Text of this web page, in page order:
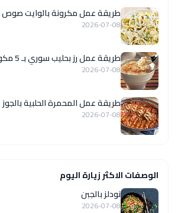
طريقة عمل مكرونة بالوايت صوص
2026-07-08
طريقة عمل رز بحليب سوري بـ 5 مكونات
2026-07-08
طريقة عمل المحمرة الحلبية بالجوز
2026-07-08
الوصفات الاكثر زيارة اليوم
نودلز بالجبن
2026-07-08